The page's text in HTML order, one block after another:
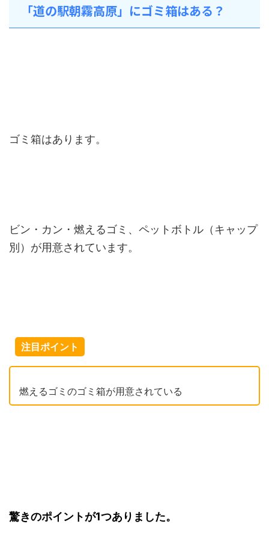
「道の駅朝霧高原」にゴミ箱はある？
ゴミ箱はあります。
ビン・カン・燃えるゴミ、ペットボトル（キャップ
別）が用意されています。
注目ポイント
燃えるゴミのゴミ箱が用意されている
驚きのポイントが1つありました。